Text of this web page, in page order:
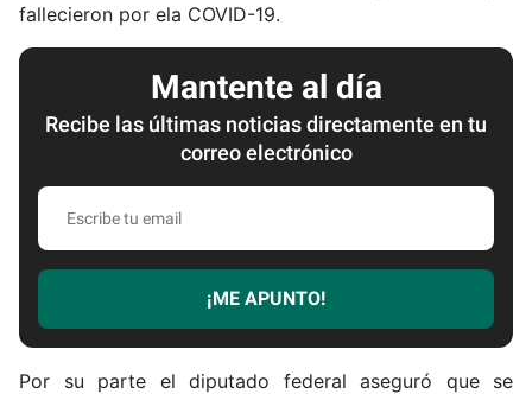
fallecieron por ela COVID-19.
Mantente al día
Recibe las últimas noticias directamente en tu
correo electrónico
E
c
r
¡ME APUNTO!
Por su parte el diputado federal aseguró que se